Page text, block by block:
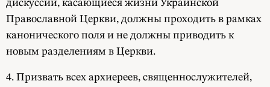
дискуссии, касающиеся жизни Украинской
Православной Церкви, должны проходить в рамках
канонического поля и не должны приводить к
новым разделениям в Церкви.
4. Призвать всех архиереев, священнослужителей,